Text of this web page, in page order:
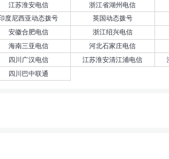
江苏淮安电信
浙江省湖州电信
度尼西亚动态拨号
英国动态拨号
安徽合肥电信
浙江绍兴电信
海南三亚电信
河北石家庄电信
四川广汉电信 江苏淮安清江浦电信
四川巴中联通